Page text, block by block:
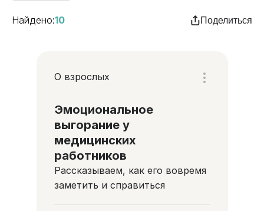
Найдено:10 Поделиться
О взрослых
Эмоциональное
выгорание у
медицинских
работников
Рассказываем, как его вовремя
заметить и справиться